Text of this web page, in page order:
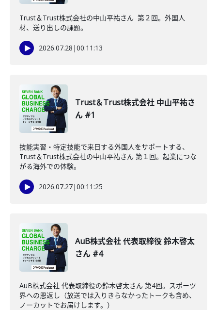
Trust＆Trust株式会社の中山平祐さん 第２回。外国人
材、送り出しの課題。
2026.07.28 |00:11:13
Trust＆Trust株式会社 中山平祐さ
ん #1
技能実習・特定技能で来日する外国人をサポートする、
Trust＆Trust株式会社の中山平祐さん 第１回。起業につな
がる海外での体験。
2026.07.27|00:11:25
AuB株式会社 代表取締役 鈴木啓太
さん #4
AuB株式会社 代表取締役の鈴木啓太さん 第4回。スポーツ
界への恩返し（放送では入りきらなかったトークも含め、
ノーカットでお届けします。）